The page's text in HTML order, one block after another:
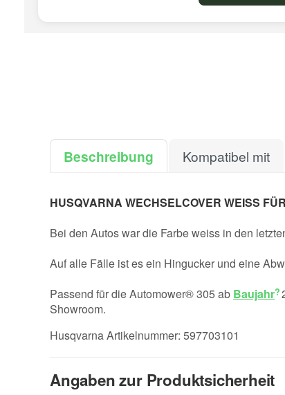
Beschreibung Kompatibel mit
HUSQVARNA WECHSELCOVER WEISS
Bei den Autos war die Farbe weiss in den
Auf alle Fälle ist es ein Hingucker und eine
Passend für die Automower® 305 ab Baujahr
Showroom.
Husqvarna Artikelnummer: 597703101
Angaben zur Produktsicherheit